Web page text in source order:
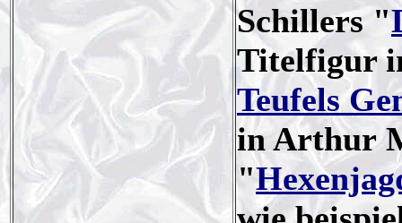
Schillers "
Titelfigur
Teufels
in Arthur
"